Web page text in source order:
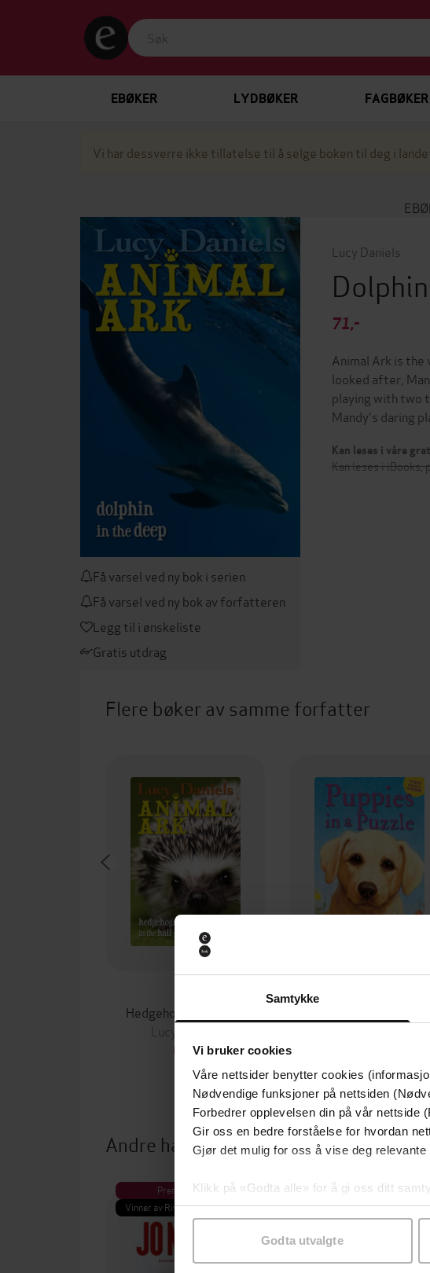
Samtykke
Vi bruker cookies
Våre nettsider benytter cookies
Nødvendige funksjoner på nettsiden
Forbedrer opplevelsen din på vår nettside
Gir oss en bedre forståelse for hvordan
Gjør det mulig for oss å vise deg
Klikk på «Godta alle» for å gi oss ditt
samtykke til spesifikke formål ved å
Godta utvalgte
EBØKER LYDBØKER FAGBØKER
Vi har dessverre ikke tillatelse til å selge boken til deg i
Få varsel ved ny bok i serien
Få varsel ved ny bok av forfatteren
Legg til i ønskeliste
Gratis utdrag
Lucy Daniels
71,-
Animal Ark is
looked after,
playing with two
Mandy's daring
Kan leses i våre
Kan leses i iBooks,
Flere bøker av samme forfatter
Hedgehogs in the Hall
EBOK
Andre har også kjøpt
Premium
Vinner av Rivertonprisen
Premium
Første gang på tilbud